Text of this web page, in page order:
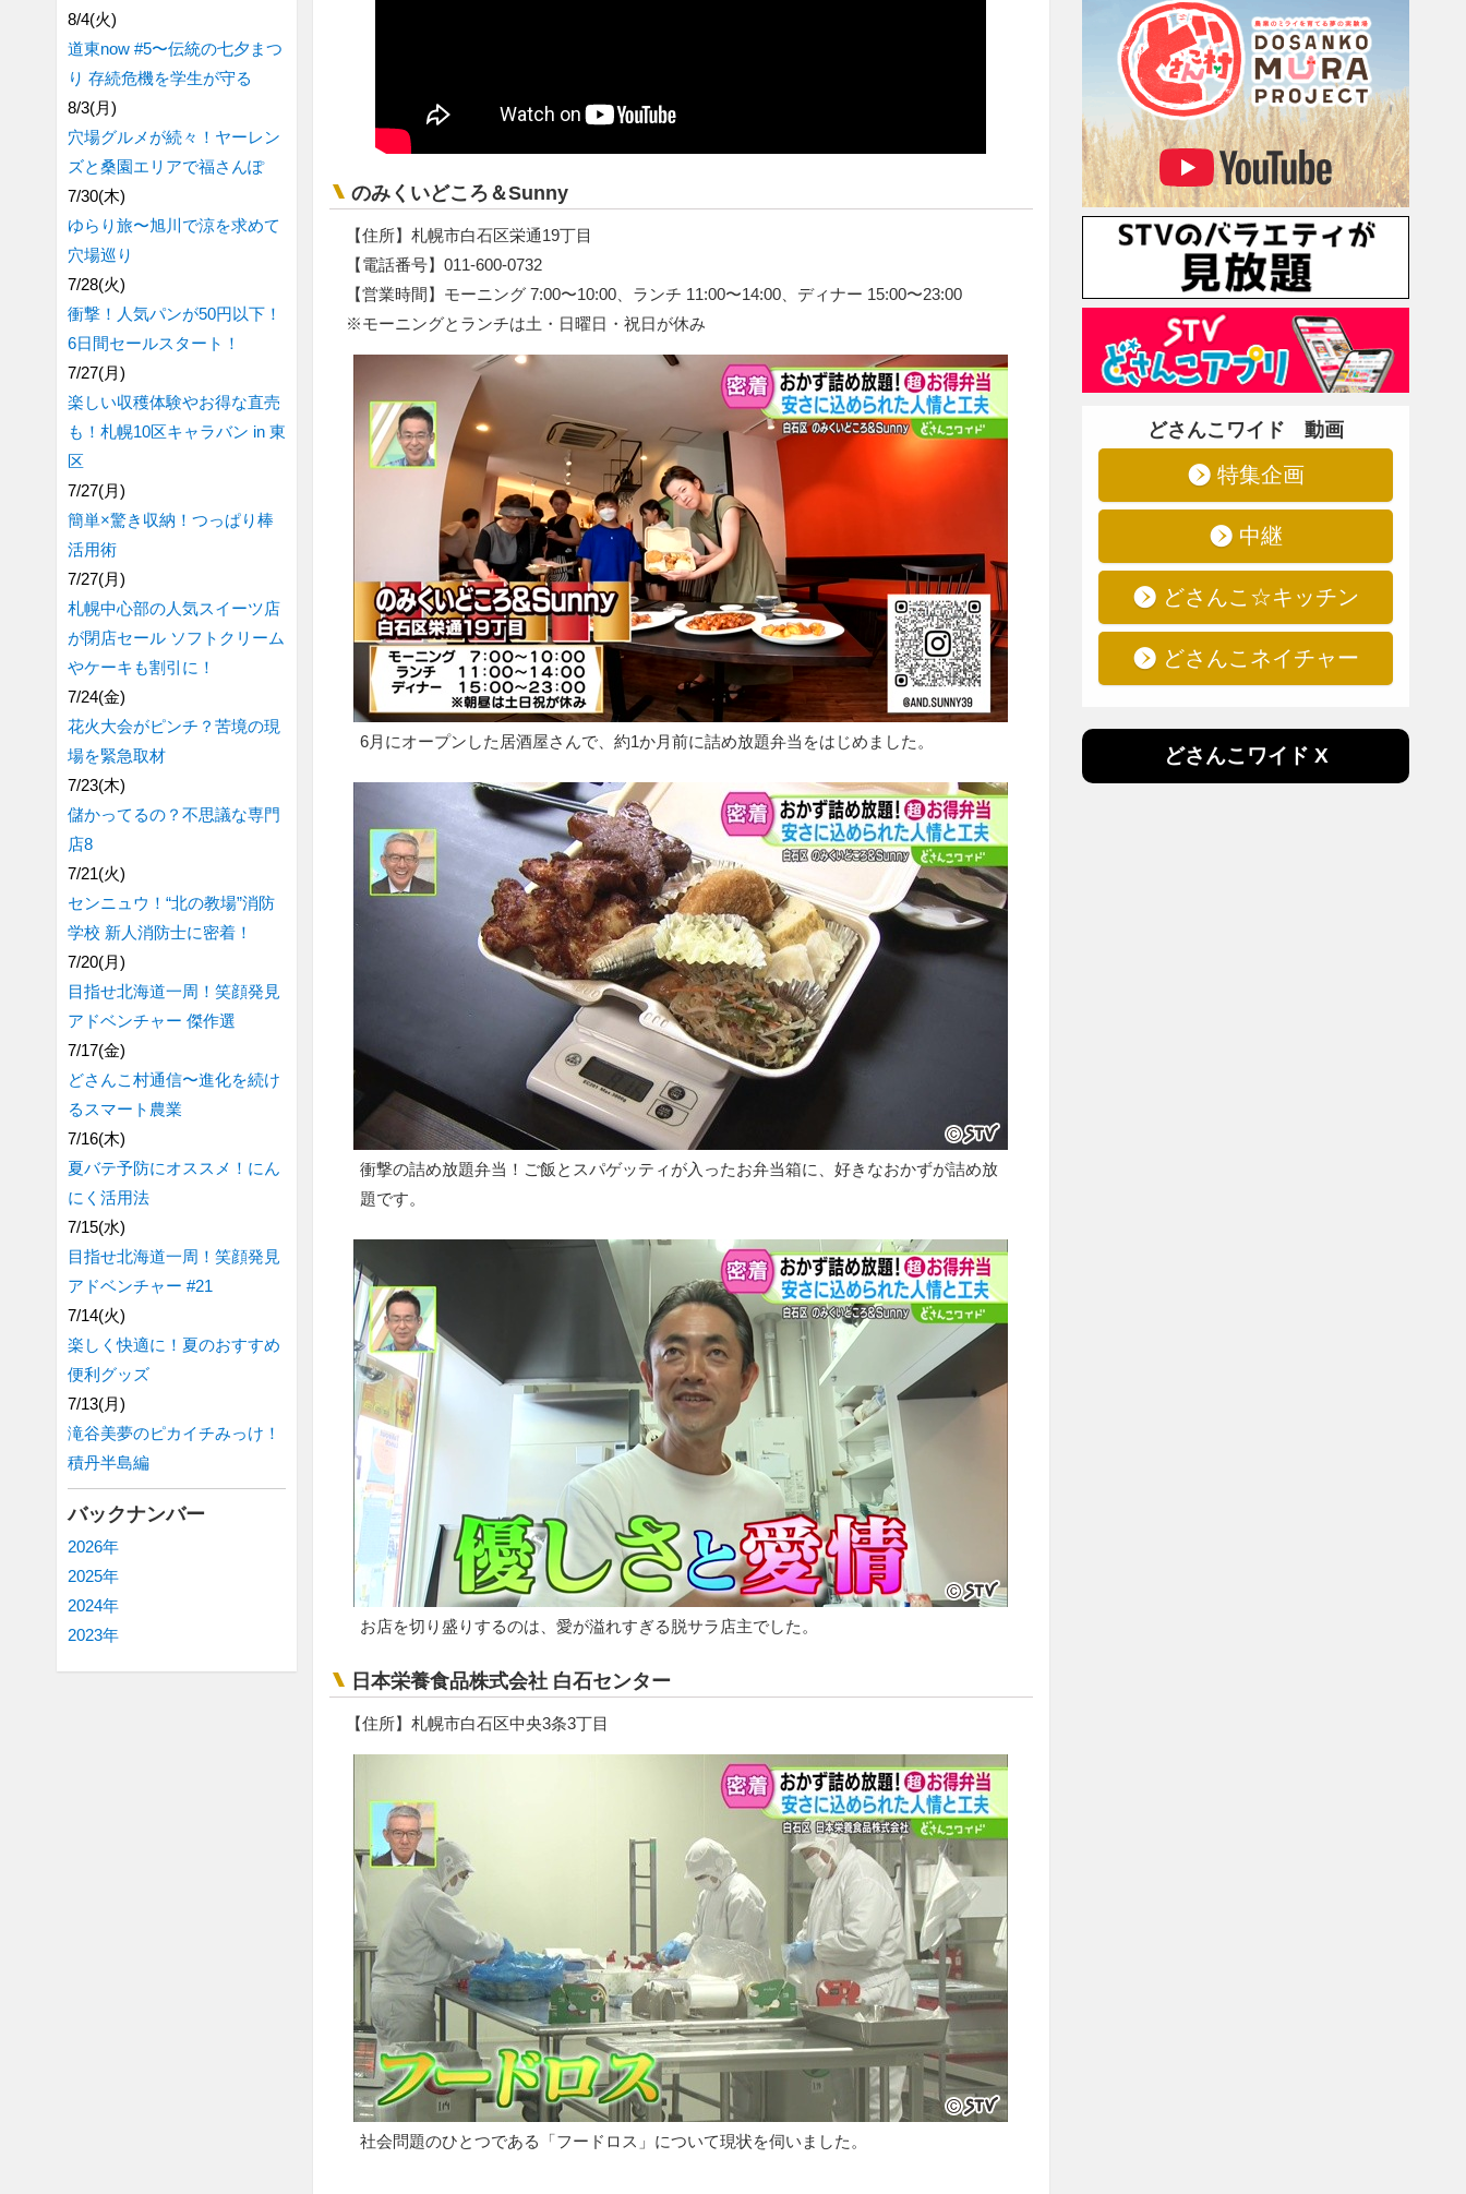
のみくいどころ＆Sunny
【住所】札幌市白石区栄通19丁目
【電話番号】011-600-0732
【営業時間】モーニング 7:00〜10:00、ランチ 11:00〜14:00、ディナー 15:00〜23:00
※モーニングとランチは土・日曜日・祝日が休み
6月にオープンした居酒屋さんで、約1か月前に詰め放題弁当をはじめました。
衝撃の詰め放題弁当！ご飯とスパゲッティが入ったお弁当箱に、好きなおかずが詰め放
題です。
お店を切り盛りするのは、愛が溢れすぎる脱サラ店主でした。
日本栄養食品株式会社 白石センター
【住所】札幌市白石区中央3条3丁目
社会問題のひとつである「フードロス」について現状を伺いました。
8/4(火)
道東now #5〜伝統の七夕まつ
り 存続危機を学生が守る
8/3(月)
穴場グルメが続々！ヤーレン
ズと桑園エリアで福さんぽ
7/30(木)
ゆらり旅〜旭川で涼を求めて
穴場巡り
7/28(火)
衝撃！人気パンが50円以下！
6日間セールスタート！
7/27(月)
楽しい収穫体験やお得な直売
も！札幌10区キャラバン in 東
区
7/27(月)
簡単×驚き収納！つっぱり棒
活用術
7/27(月)
札幌中心部の人気スイーツ店
が閉店セール ソフトクリーム
やケーキも割引に！
7/24(金)
花火大会がピンチ？苦境の現
場を緊急取材
7/23(木)
儲かってるの？不思議な専門
店8
7/21(火)
センニュウ！“北の教場”消防
学校 新人消防士に密着！
7/20(月)
目指せ北海道一周！笑顔発見
アドベンチャー 傑作選
7/17(金)
どさんこ村通信〜進化を続け
るスマート農業
7/16(木)
夏バテ予防にオススメ！にん
にく活用法
7/15(水)
目指せ北海道一周！笑顔発見
アドベンチャー #21
7/14(火)
楽しく快適に！夏のおすすめ
便利グッズ
7/13(月)
滝谷美夢のピカイチみっけ！
積丹半島編
バックナンバー
2026年
2025年
2024年
2023年
どさんこワイド 動画
特集企画
中継
どさんこ☆キッチン
どさんこネイチャー
どさんこワイド X